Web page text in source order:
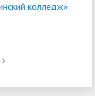
колледж»